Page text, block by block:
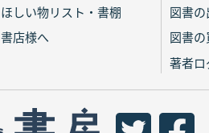
ほしい物リスト・書棚
書店様へ
図書
図書
著者ロ